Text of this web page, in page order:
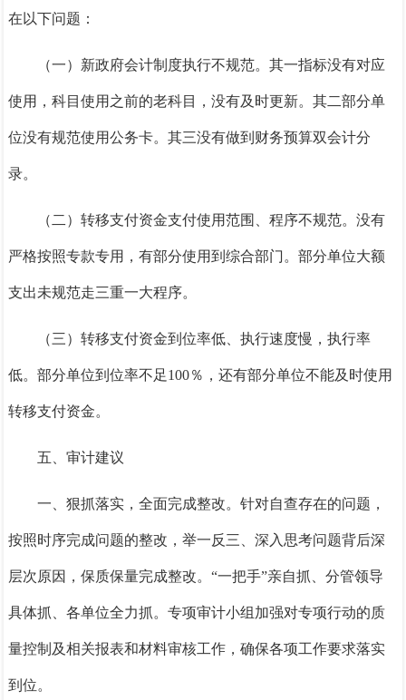
在以下问题：
（一）新政府会计制度执行不规范。其一指标没有对应
使用，科目使用之前的老科目，没有及时更新。其二部分单
位没有规范使用公务卡。其三没有做到财务预算双会计分
录。
（二）转移支付资金支付使用范围、程序不规范。没有
严格按照专款专用，有部分使用到综合部门。部分单位大额
支出未规范走三重一大程序。
（三）转移支付资金到位率低、执行速度慢，执行率
低。部分单位到位率不足100％ ，还有部分单位不能及时使用
转移支付资金。
五、审计建议
一 、狠抓落实，全面完成整改。针对自查存在的问题，
按照时序完成问题的整改，举一反三、深入思考问题背后深
层次原因，保质保量完成整改。“一把手”亲自抓、分管领导
具体抓、各单位全力抓。专项审计小组加强对专项行动的质
量控制及相关报表和材料审核工作，确保各项工作要求落实
到位。